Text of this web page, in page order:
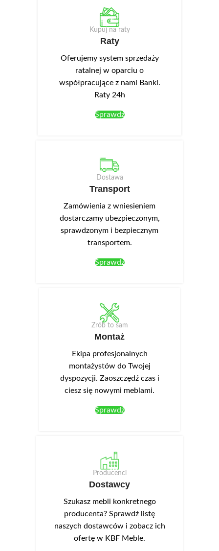
Kupuj na raty
Raty
Oferujemy system sprzedaży
ratalnej w oparciu o
współpracujące z nami Banki.
Raty 24h
Sprawdź
Dostawa
Transport
Zamówienia z wniesieniem
dostarczamy ubezpieczonym,
sprawdzonym i bezpiecznym
transportem.
Sprawdź
Zrób to sam
Montaż
Ekipa profesjonalnych
montażystów do Twojej
dyspozycji. Zaoszczędź czas i
ciesz się nowymi meblami.
Sprawdź
Producenci
Dostawcy
Szukasz mebli konkretnego
producenta? Sprawdź listę
naszych dostawców i zobacz ich
ofertę w KBF Meble.